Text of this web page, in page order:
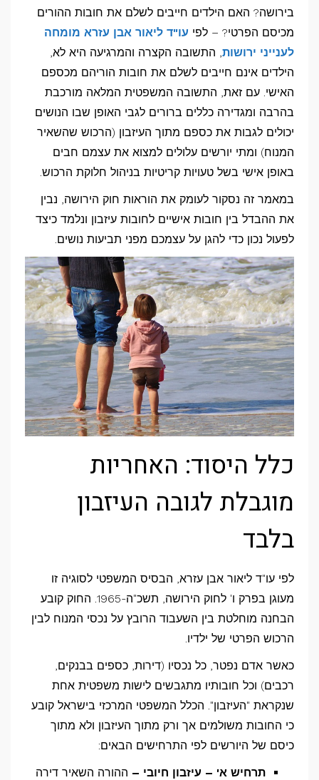
בירושה? האם הילדים חייבים לשלם את חובות ההורים
מכיסם הפרטי? – לפי עו"ד ליאור אבן עזרא מומחה
לענייני ירושות, התשובה הקצרה והמרגיעה היא לא,
הילדים אינם חייבים לשלם את חובות הוריהם מכספם
האישי. עם זאת, התשובה המשפטית המלאה מורכבת
בהרבה ומגדירה כללים ברורים לגבי האופן שבו הנושים
יכולים לגבות את כספם מתוך העיזבון (הרכוש שהשאיר
המנוח) ומתי יורשים עלולים למצוא את עצמם חבים
באופן אישי בשל טעויות קריטיות בניהול חלוקת הרכוש.
במאמר זה נסקור לעומק את הוראות חוק הירושה, נבין
את ההבדל בין חובות אישיים לחובות עיזבון ונלמד כיצד
לפעול נכון כדי להגן על עצמכם מפני תביעות נושים.
כלל היסוד: האחריות
מוגבלת לגובה העיזבון
בלבד
לפי עו"ד ליאור אבן עזרא, הבסיס המשפטי לסוגיה זו
מעוגן בפרק ו' לחוק הירושה, תשכ"ה-1965. החוק קובע
הבחנה מוחלטת בין השעבוד הרובץ על נכסי המנוח לבין
הרכוש הפרטי של ילדיו.
כאשר אדם נפטר, כל נכסיו (דירות, כספים בבנקים,
רכבים) וכל חובותיו מתגבשים לישות משפטית אחת
שנקראת "העיזבון". הכלל המשפטי המרכזי בישראל קובע
כי החובות משולמים אך ורק מתוך העיזבון ולא מתוך
כיסם של היורשים לפי התרחישים הבאים:
תרחיש א' – עיזבון חיובי – ההורה השאיר דירה